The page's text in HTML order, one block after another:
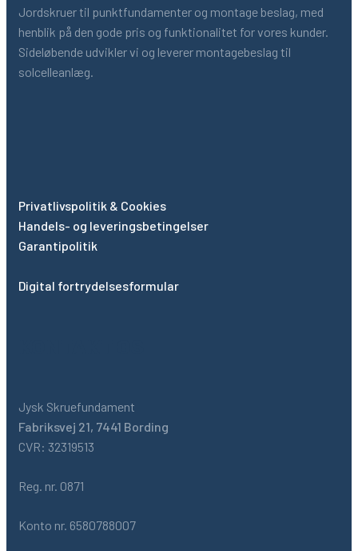
Jordskruer til punktfundamenter og montage beslag, med
henblik på den gode pris og funktionalitet for vores kunder.
Sideløbende udvikler vi og leverer montagebeslag til
solcelleanlæg.
Privatlivspolitik & Cookies
Handels- og leveringsbetingelser
Garantipolitik
Digital fortrydelsesformular
Jysk Skruefundament
Fabriksvej 21, 7441 Bording
CVR: 32319513
Reg. nr. 0871
Konto nr. 6580788007